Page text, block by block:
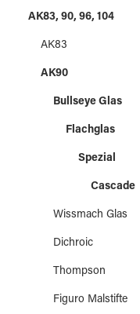
AK83, 90, 96, 104
AK83
AK90
Bullseye Glas
Flachglas
Spezial
Cascade
Wissmach Glas
Dichroic
Thompson
Figuro Malstifte